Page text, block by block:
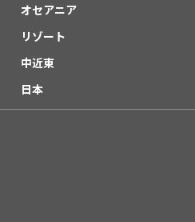
オセアニア
リゾート
中近東
日本